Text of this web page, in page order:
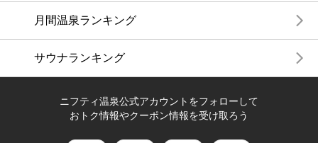
月間温泉ランキング
サウナランキング
ニフティ温泉公式アカウントをフォローして
おトク情報やクーポン情報を受け取ろう